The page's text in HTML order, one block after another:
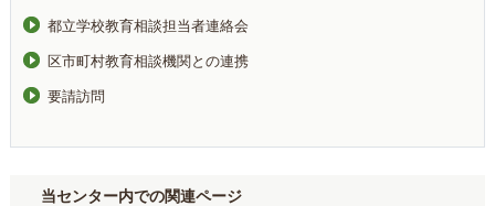
都立学校教育相談担当者連絡会
区市町村教育相談機関との連携
要請訪問
当センター内での関連ページ